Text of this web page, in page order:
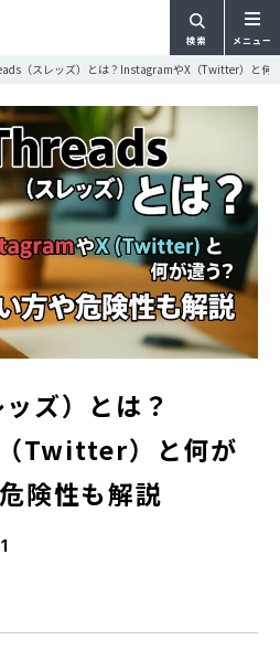
検索 メニュー
せ
（スレッズ）とは？InstagramやX（Twitter）と何
ズ）とは？
Twitter）と何が
険性も解説